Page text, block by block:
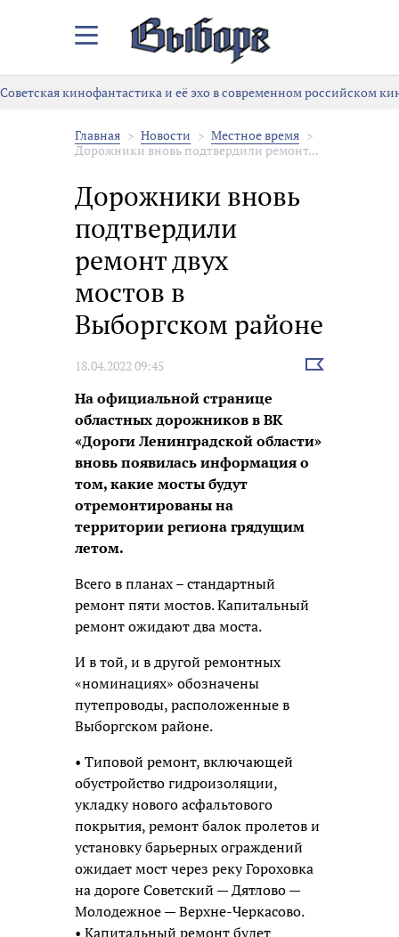
Закрыть/
меню
Советская кинофантастика и её эхо в современном российском
Главная Новости
Местное время
Дорожники вновь подтвердили ремонт...
Дорожники вновь
подтвердили
ремонт двух
мостов в
Выборгском районе
18.04.2022 09:45
Выбрать
На официальной странице
областных дорожников в ВК
«Дороги Ленинградской области»
вновь появилась информация о
том, какие мосты будут
отремонтированы на
территории региона грядущим
летом.
Всего в планах – стандартный
ремонт пяти мостов. Капитальный
ремонт ожидают два моста.
И в той, и в другой ремонтных
«номинациях» обозначены
путепроводы, расположенные в
Выборгском районе.
• Типовой ремонт, включающей
обустройство гидроизоляции,
укладку нового асфальтового
покрытия, ремонт балок пролетов и
установку барьерных ограждений
ожидает мост через реку Гороховка
на дороге Советский — Дятлово —
Молодежное — Верхне-Черкасово.
• Капитальный ремонт будет